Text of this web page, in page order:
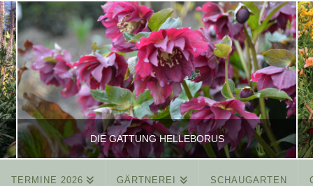
DIE GATTUNG HELLEBORUS
TERMINE 2026 GÄRTNEREI SCHAUGARTEN